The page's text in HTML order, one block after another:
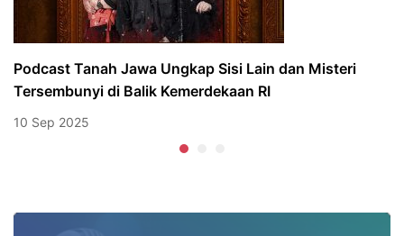
Podcast Tanah Jawa Ungkap Sisi Lain dan Misteri
Tersembunyi di Balik Kemerdekaan RI
10 Sep 2025